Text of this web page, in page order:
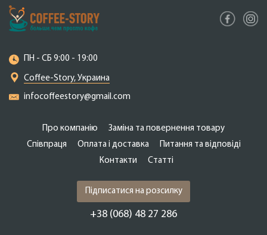
ПН - СБ 9:00 - 19:00
Coffee-Story, Украина
infocoffeestory@gmail.com
Про компанію
Заміна та повернення товару
Співпраця
Оплата і доставка
Питання та відповіді
Контакти
Cтатті
Підписатися на розсилку
+38 (068) 48 27 286